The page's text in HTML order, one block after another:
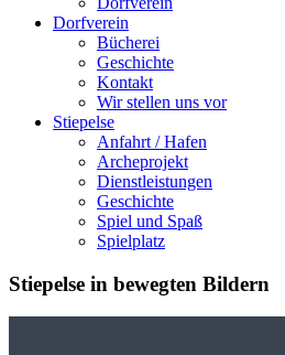
Dorfverein
Bücherei
Geschichte
Kontakt
Wir stellen uns vor
Stiepelse
Anfahrt / Hafen
Archeprojekt
Dienstleistungen
Geschichte
Spiel und Spaß
Spielplatz
Stiepelse in bewegten Bildern